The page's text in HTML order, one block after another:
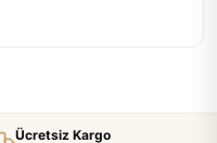
Ücretsiz Kargo